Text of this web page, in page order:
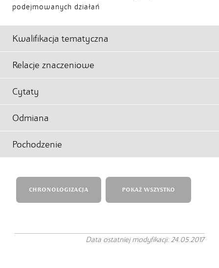
podejmowanych działań
Kwalifikacja tematyczna
Relacje znaczeniowe
Cytaty
Odmiana
Pochodzenie
CHRONOLOGIZACJA POKAŻ WSZYSTKO
Data ostatniej modyfikacji: 24.05.2017